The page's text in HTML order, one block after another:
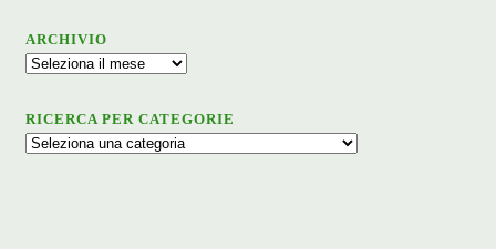
ARCHIVIO
Archivio
RICERCA PER CATEGORIE
Ricerca